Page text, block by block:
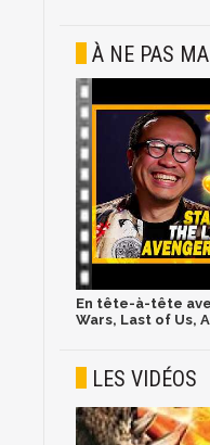
À NE PAS
En tête-à-tête
Wars, Last of Us,
LES VIDÉOS